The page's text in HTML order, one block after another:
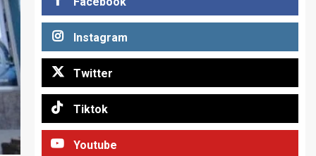
Instagram
Twitter
Tiktok
Youtube